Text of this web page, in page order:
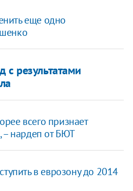
еще одно
с результатами
всего признает
– нардеп от БЮТ
в еврозону до 2014